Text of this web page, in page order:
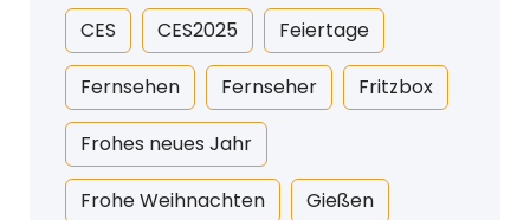
CES CES2025 Feiertage
Fernsehen Fernseher Fritzbox
Frohes neues Jahr
Frohe Weihnachten Gießen